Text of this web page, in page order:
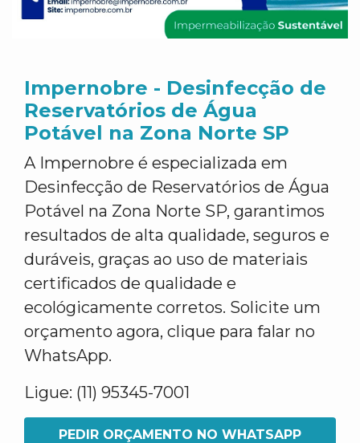
Impernobre - Desinfecção de
Reservatórios de Água
Potável na Zona Norte SP
A Impernobre é especializada em
Desinfecção de Reservatórios de Água
Potável na Zona Norte SP, garantimos
resultados de alta qualidade, seguros e
duráveis, graças ao uso de materiais
certificados de qualidade e
ecológicamente corretos. Solicite um
orçamento agora, clique para falar no
WhatsApp.
Ligue: (11) 95345-7001
PEDIR ORÇAMENTO NO WHATSAPP